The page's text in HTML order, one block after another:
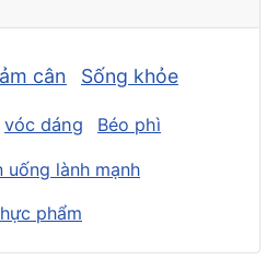
cân Sống khỏe
vóc dáng Béo phì
uống lành mạnh
phẩm